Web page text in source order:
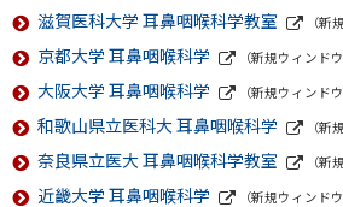
ト
滋賀医科大学 耳鼻咽喉科学教室
部
イ
ト
（新
京都大学 耳鼻咽喉科学
部
サ
イ
ト
（新規ウィンド
大阪大学 耳鼻咽喉科学
部
サ
イ
ト
（新規ウィンド
和歌山県立医科大 耳鼻咽喉科学
部
（新
奈良県立医大 耳鼻咽喉科学教室
部
（新
近畿大学 耳鼻咽喉科学
（新規ウィンド